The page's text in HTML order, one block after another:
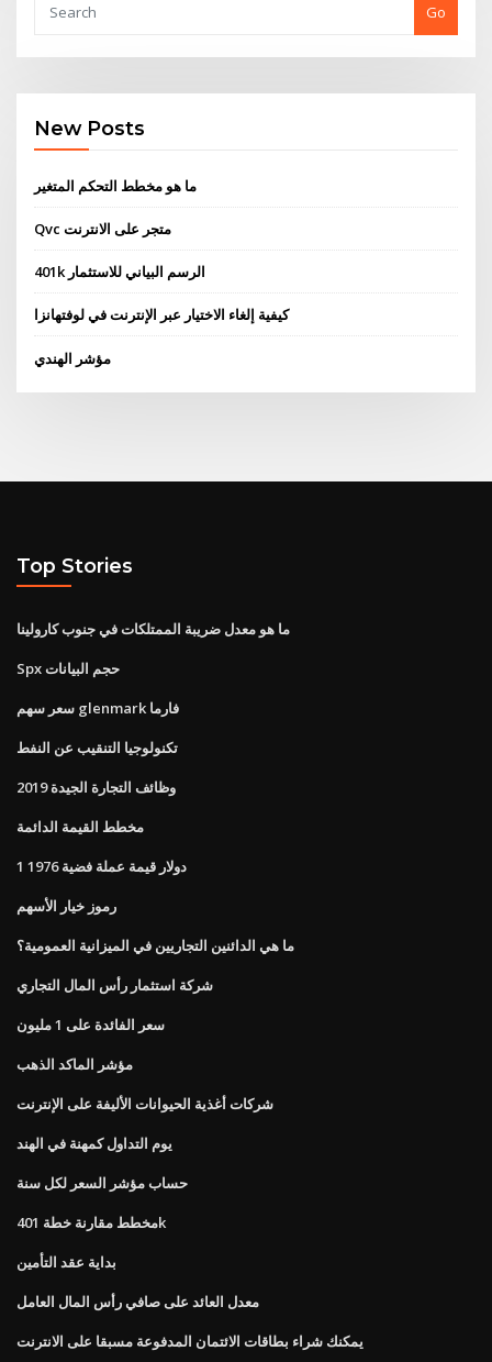
Go
New Posts
ما هو مخطط التحكم المتغير
Qvc متجر على الانترنت
401k الرسم البياني للاستثمار
كيفية إلغاء الاختيار عبر الإنترنت في لوفتهانزا
مؤشر الهندي
Top Stories
ما هو معدل ضريبة الممتلكات في جنوب كارولينا
Spx حجم البيانات
سعر سهم glenmark فارما
تكنولوجيا التنقيب عن النفط
وظائف التجارة الجيدة 2019
مخطط القيمة الدائمة
1 دولار قيمة عملة فضية 1976
رموز خيار الأسهم
ما هي الدائنين التجاريين في الميزانية العمومية؟
شركة استثمار رأس المال التجاري
سعر الفائدة على 1 مليون
مؤشر الماكد الذهب
شركات أغذية الحيوانات الأليفة على الإنترنت
يوم التداول كمهنة في الهند
حساب مؤشر السعر لكل سنة
مخطط مقارنة خطة 401k
بداية عقد التأمين
معدل العائد على صافي رأس المال العامل
يمكنك شراء بطاقات الائتمان المدفوعة مسبقا على الانترنت